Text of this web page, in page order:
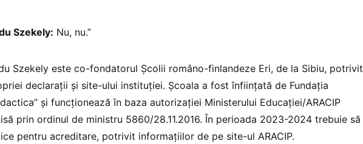
Szekely: Nu, nu.”
Szekely este co-fondatorul Școlii româno-finlandeze Eri, de la Sibiu, potrivit
declarații și site-ului instituției. Școala a fost înființată de Fundația
și funcționează în baza autorizației Ministerului Educației/ARACIP
prin ordinul de ministru 5860/28.11.2016. În perioada 2023-2024 trebuie să
pentru acreditare, potrivit informațiilor de pe site-ul ARACIP.